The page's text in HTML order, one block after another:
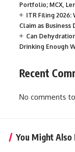
Portfolio; MCX,
ITR Filing 2026:
Claim as Business
Can
Drinking Enough
Recent
No comments
You Might Also